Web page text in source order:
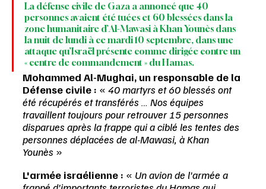
La défense civile de Gaza a annoncé que 40
personnes avaient été tuées et 60 blessées dans la
zone humanitaire d’Al-Mawasi à Khan Younès dans
la nuit de lundi à ce mardi 10 septembre, dans une
attaque qu’Israël présente comme dirigée contre un
« centre de commandement » du Hamas.
Mohammed Al-Mughai, un responsable de la
Défense civile : « 40 martyrs et 60 blessés ont
été récupérés et transférés … Nos équipes
travaillent toujours pour retrouver 15 personnes
disparues après la frappe qui a ciblé les tentes des
personnes déplacées de al-Mawasi, à Khan
Younès »
L'armée israélienne : « Un avion de l'armée a